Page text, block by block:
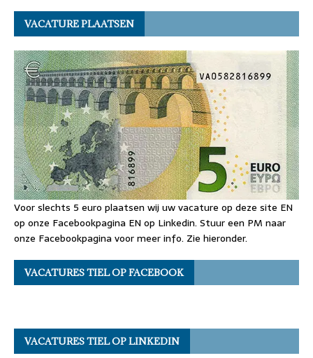
VACATURE PLAATSEN
Voor slechts 5 euro plaatsen wij uw vacature op deze site EN
op onze Facebookpagina EN op Linkedin. Stuur een PM naar
onze Facebookpagina voor meer info. Zie hieronder.
VACATURES TIEL OP FACEBOOK
VACATURES TIEL OP LINKEDIN